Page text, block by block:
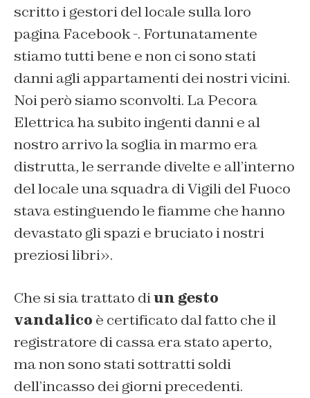
scritto i gestori del locale sulla loro
pagina Facebook -. Fortunatamente
stiamo tutti bene e non ci sono stati
danni agli appartamenti dei nostri vicini.
Noi però siamo sconvolti. La Pecora
Elettrica ha subito ingenti danni e al
nostro arrivo la soglia in marmo era
distrutta, le serrande divelte e all’interno
del locale una squadra di Vigili del Fuoco
stava estinguendo le fiamme che hanno
devastato gli spazi e bruciato i nostri
preziosi libri».
Che si sia trattato diun gesto
vandalico è certificato dal fatto che il
registratore di cassa era stato aperto,
ma non sono stati sottratti soldi
dell’incasso dei giorni precedenti.